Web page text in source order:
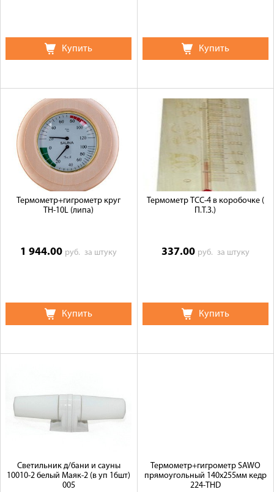
Купить Купить
Термометр+гигрометр круг
ТН-10L (липа)
1 944.00 руб.за штуку
Купить
Термометр ТСС-4 в коробочке (
П.Т.З.)
337.00 руб. за штуку
Купить
Светильник д/бани и сауны
10010-2 белый Маяк-2 (в уп 16шт)
005
Термометр+гигрометр SAWO
прямоугольный 140х255мм кедр
224-ТНD